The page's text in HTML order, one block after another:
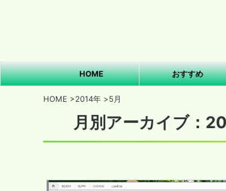
HOME おすすめ
HOME >2014年 >5月
月別アーカイブ：